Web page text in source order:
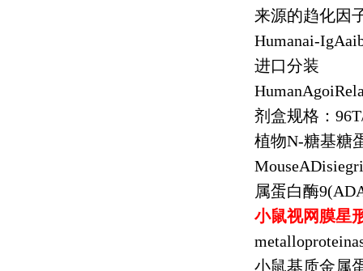
来源的趋化因
Humanai-
进口分装
剂盒规格：
植物N-糖基糖
属蛋白酶
小鼠视网膜星
小鼠基质金属